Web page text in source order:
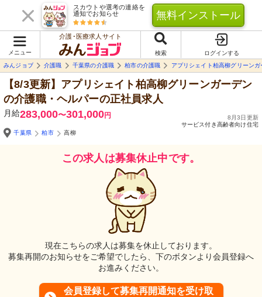
スカウトや選考の連絡を
通知でお知らせ
無料インストール
メニュー
介護･医療求人サイト
検索
ログインする
みんジョブ
介護職 千葉県の介護職 柏市の介護職 アプリシェイト柏高柳グリーンガ
【8/3更新】アプリシェイト柏高柳グリーンガーデン
の介護職・ヘルパーの正社員求人
月給283,000〜301,000円
8月3日更新
サービス付き高齢者向け住宅
千葉県
柏市 高柳
この求人は募集休止中です。
現在こちらの求人は募集を休止しております。
募集再開のお知らせをご希望でしたら、下のボタンより会員登録へ
お進みください。
会員登録して募集再開通知を受け取